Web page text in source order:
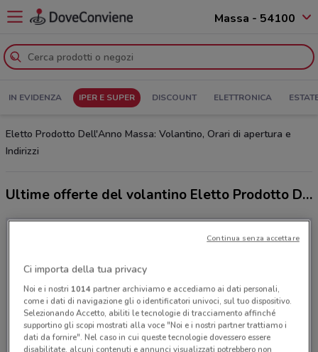
Massa - 54100
IN EVIDENZA IPER E SUPER DISCOUNT ELETTRONICA
Eletto Prodotto Dell'Anno Massa: Volantino, Orari di apertura e
Indirizzi
Ultime offerte del volantino Eletto Prodotto Dell'Anno
Ci importa della tua privacy
Noi e i nostri 1014partner archiviamo e accediamo ai dati personali,
come i dati di navigazione gli o identificatori univoci, sul tuo dispositivo.
Selezionando Accetto, abiliti le tecnologie di tracciamento affinché
supportino gli scopi mostrati alla voce "Noi e i nostri partner trattiamo i
dati da fornire". Nel caso in cui queste tecnologie dovessero essere
disabilitate, alcuni contenuti e annunci visualizzati potrebbero non
Continua senza accettare